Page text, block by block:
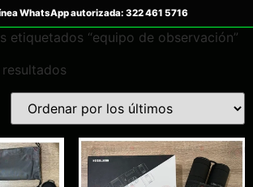
etiquetados “equipo de observación”